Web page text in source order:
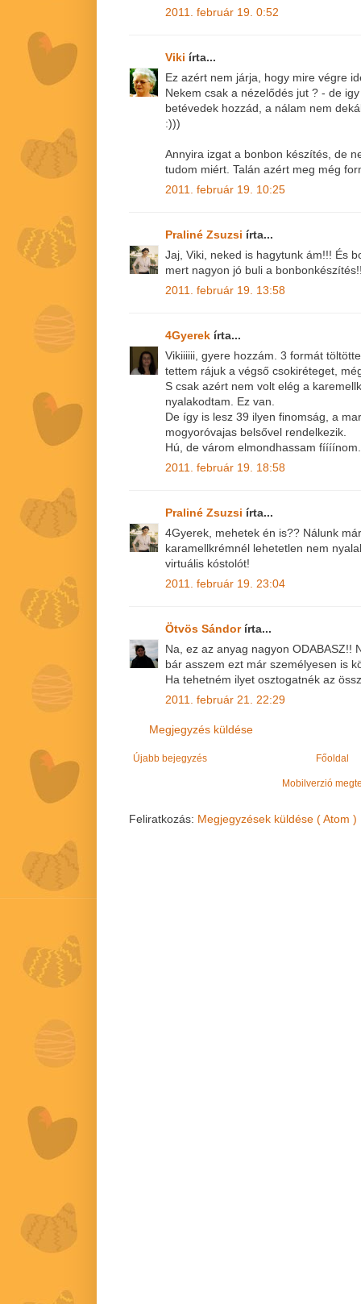
2011. február 19. 0:52
Viki írta...
Ez azért nem járja, hogy mire végre
Nekem csak a nézelődés jut ? - de
betévedek hozzád, a nálam nem
:)))
Annyira izgat a bonbon készítés, de
tudom miért. Talán azért meg még
2011. február 19. 10:25
Praliné Zsuzsi írta...
Jaj, Viki, neked is hagytunk ám!!! És
mert nagyon jó buli a
2011. február 19. 13:58
4Gyerek írta...
Vikiiiiii, gyere hozzám. 3 formát
tettem rájuk a végső csokiréteget,
S csak azért nem volt elég a
nyalakodtam. Ez van.
De így is lesz 39 ilyen finomság, a
mogyoróvajas belsővel rendelkezik.
Hú, de várom elmondhassam fíííínom.
2011. február 19. 18:58
Praliné Zsuzsi írta...
4Gyerek, mehetek én is?? Nálunk
karamellkrémnél lehetetlen nem
virtuális kóstolót!
2011. február 19. 23:04
Ötvös Sándor írta...
Na, ez az anyag nagyon ODABASZ!!
bár asszem ezt már személyesen is
Ha tehetném ilyet osztogatnék az
2011. február 21. 22:29
Megjegyzés küldése
Újabb bejegyzés Főoldal
Mobilverzió
Feliratkozás: Megjegyzések küldése ( Atom )